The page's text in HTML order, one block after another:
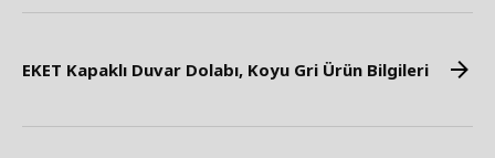
EKET Kapaklı Duvar Dolabı, Koyu Gri Ürün Bilgileri